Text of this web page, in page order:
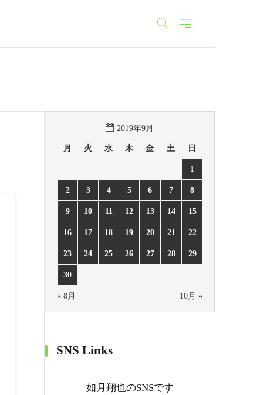
2019年9月
月 火 水 木 金 土 日
1
2 3 4 5 6 7 8
9 10 11 12 13 14 15
16 17 18 19 20 21 22
23 24 25 26 27 28 29
30
« 8月 10月 »
SNS Links
如月翔也のSNSです